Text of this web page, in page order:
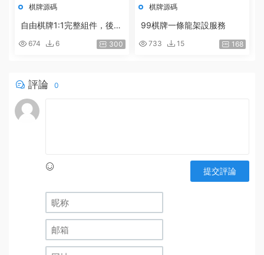
棋牌源碼
自由棋牌1:1完整組件，後台
674 6 300
棋牌源碼
99棋牌一條龍架設服務
733 15 168
評論 0
提交評論